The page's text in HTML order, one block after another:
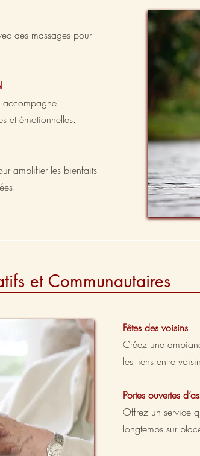
des massages pour
accompagne
et émotionnelles.
amplifier les bienfaits
et Communautaires
Fêtes des voisins
Créez une
les liens entre
Portes ouvertes
Offrez un service
longtemps sur